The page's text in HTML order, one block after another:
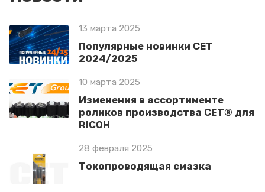
13 марта 2025
Популярные новинки СЕТ
2024/2025
10 марта 2025
Изменения в ассортименте
роликов производства СЕТ® для
RICOH
28 февраля 2025
Токопроводящая смазка